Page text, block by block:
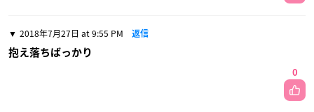
2018年7月27日 at 9:55 PM 返信
抱え落ちばっかり
0